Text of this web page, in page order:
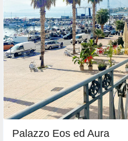
Palazzo Eos ed Aura